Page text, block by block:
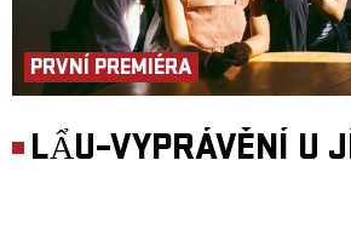
PRVNÍ PREMIÉRA
LẨU–VYPRÁVĚNÍ U